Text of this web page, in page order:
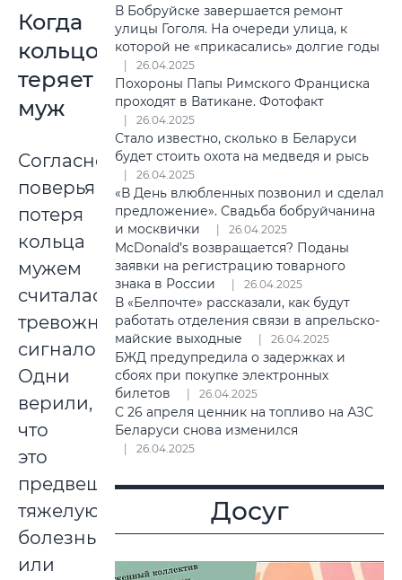
Когда
кольцо
теряет
муж
Согласно
поверьям,
потеря
кольца
мужем
считалась
тревожным
сигналом.
Одни
верили,
что
это
предвещает
тяжелую
болезнь
или
В Бобруйске завершается ремонт
улицы Гоголя. На очереди улица, к
которой не «прикасались» долгие годы
26.04.2025
Похороны Папы Римского Франциска
проходят в Ватикане. Фотофакт
26.04.2025
Стало известно, сколько в Беларуси
будет стоить охота на медведя и рысь
26.04.2025
«В День влюбленных позвонил и сделал
предложение». Свадьба бобруйчанина
и москвички
26.04.2025
McDonald’s возвращается? Поданы
заявки на регистрацию товарного
знака в России
26.04.2025
В «Белпочте» рассказали, как будут
работать отделения связи в апрельско-
майские выходные
26.04.2025
БЖД предупредила о задержках и
сбоях при покупке электронных
билетов
26.04.2025
С 26 апреля ценник на топливо на АЗС
Беларуси снова изменился
26.04.2025
Досуг